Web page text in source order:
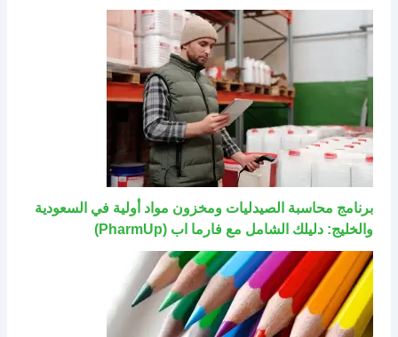
برنامج محاسبة الصيدليات ومخزون مواد أولية في السعودية
والخليج: دليلك الشامل مع فارما اب (PharmUp)